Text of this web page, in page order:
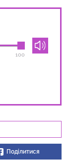
100
Поділитися